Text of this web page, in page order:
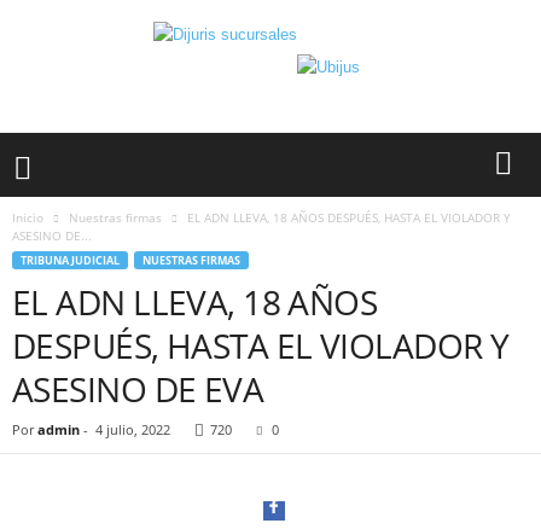
Inicio Nuestras firmas
EL ADN LLEVA, 18 AÑOS DESPUÉS, HASTA EL VIOLADOR Y
ASESINO DE...
TRIBUNA JUDICIAL NUESTRAS FIRMAS
EL ADN LLEVA, 18 AÑOS
DESPUÉS, HASTA EL VIOLADOR Y
ASESINO DE EVA
Por admin - 4 julio, 2022 720 0